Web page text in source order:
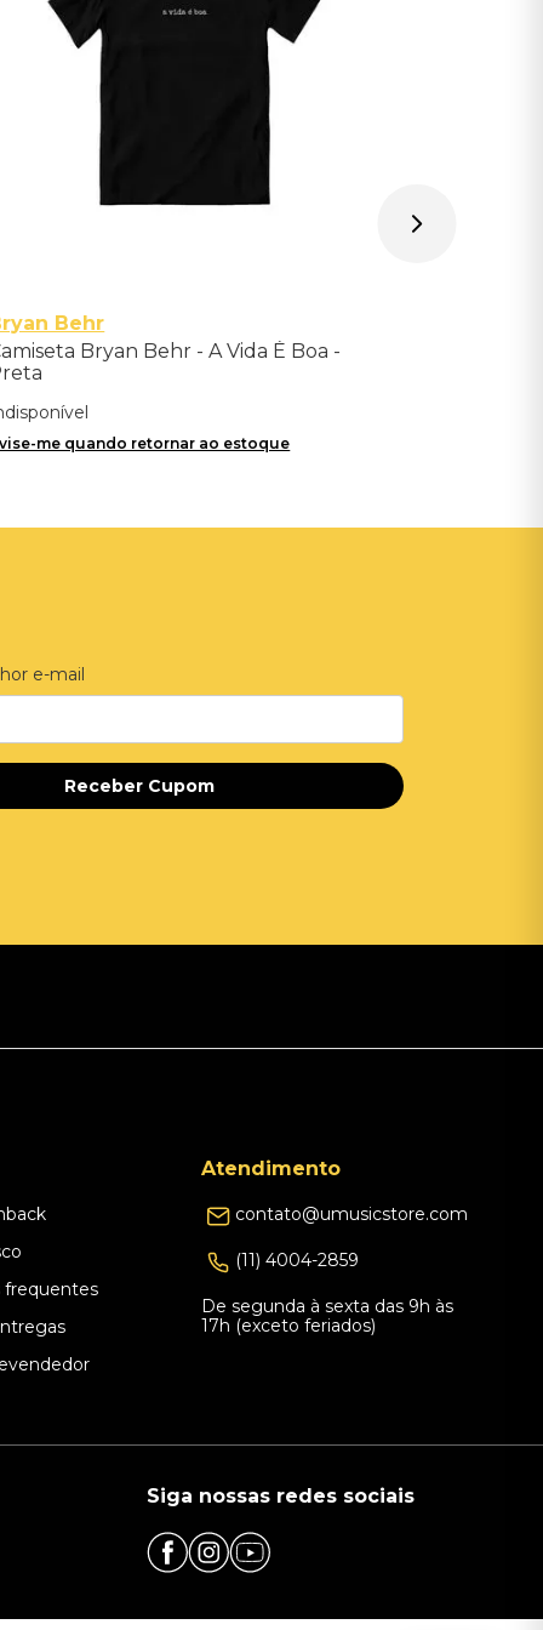
Behr
Bryan Behr - A Vida É Boa -
me quando retornar ao estoque
e-mail
Receber Cupom
frequentes
Atendimento
contato@umusicstore.com
(11) 4004-2859
De segunda à sexta das 9h às
17h (exceto feriados)
Siga nossas redes sociais